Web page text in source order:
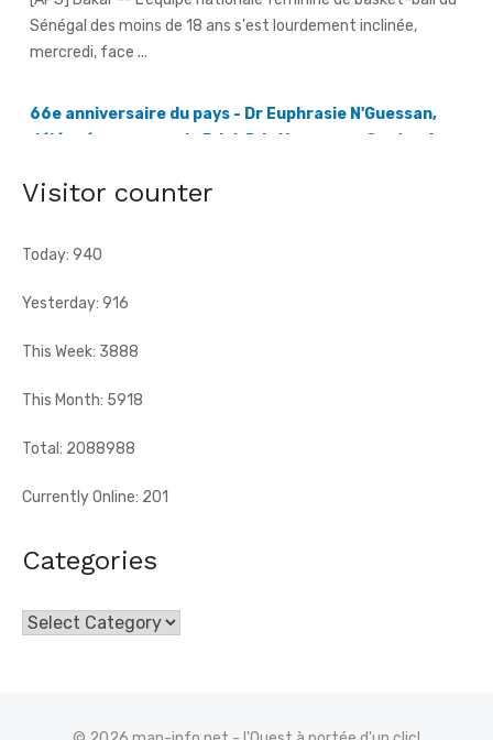
66e anniversaire du pays - Dr Euphrasie N'Guessan,
déléguée communale Pdci-Rda Yopougon-Centre 1,
appelle à la mobilisation exceptionnelle
anniversaire de l'indépendance de la Côte d'Ivoire, Dr Euphrasie
N'Guessan, vice-présidente ...
Visitor counter
Today: 940
Yesterday: 916
This Week: 3888
This Month: 5918
Total: 2088988
Currently Online: 201
Categories
Categories